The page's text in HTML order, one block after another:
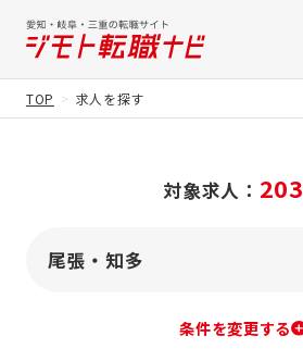
TOP 求人を探す
対象求人： 203
尾張・知多
条件を変更する